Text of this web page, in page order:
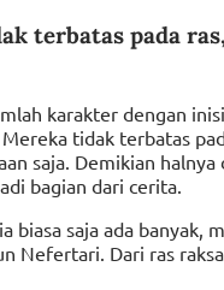
terbatas pada
karakter dengan
tidak terbatas
saja. Demikian
bagian dari cerita.
biasa saja ada banyak,
Nefertari. Dari ras